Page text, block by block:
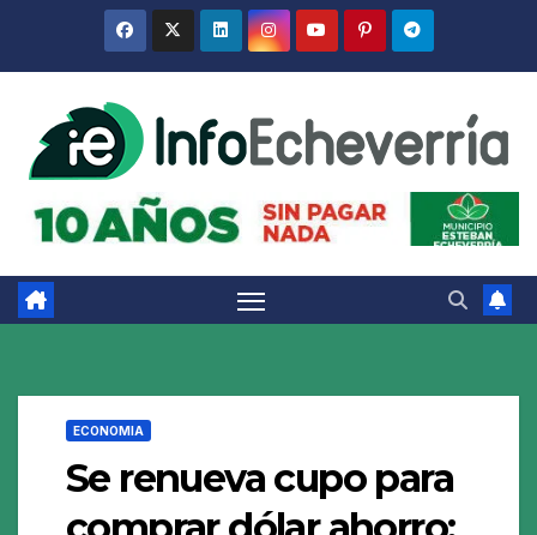
ECONOMIA
Se renueva cupo para